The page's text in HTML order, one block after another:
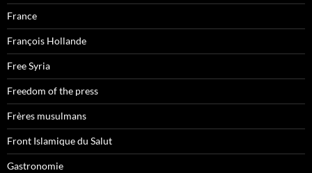
France
François Hollande
Free Syria
Freedom of the press
Frères musulmans
Front Islamique du Salut
Gastronomie